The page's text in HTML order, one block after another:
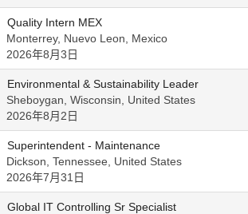
Quality Intern MEX
Monterrey, Nuevo Leon, Mexico
2026年8月3日
Environmental & Sustainability Leader
Sheboygan, Wisconsin, United States
2026年8月2日
Superintendent - Maintenance
Dickson, Tennessee, United States
2026年7月31日
Global IT Controlling Sr Specialist